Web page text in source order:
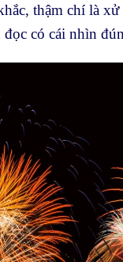
thậm chí là
có cái nhìn